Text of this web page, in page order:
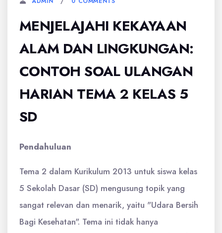
MENJELAJAHI KEKAYAAN
ALAM DAN LINGKUNGAN:
CONTOH SOAL ULANGAN
HARIAN TEMA 2 KELAS 5
SD
Pendahuluan
Tema 2 dalam Kurikulum 2013 untuk siswa kelas
5 Sekolah Dasar (SD) mengusung topik yang
sangat relevan dan menarik, yaitu "Udara Bersih
Bagi Kesehatan". Tema ini tidak hanya